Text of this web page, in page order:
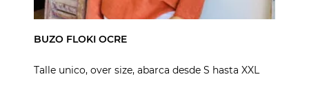
BUZO FLOKI OCRE
Talle unico, over size, abarca desde S hasta XXL